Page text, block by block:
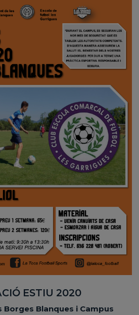
ESTIU 2020
Borges Blanques i Campus